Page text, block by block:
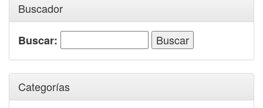
Buscador
Buscar:
Categorías